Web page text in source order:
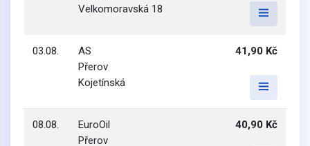
Velkomoravská 18
03.08.
AS
Přerov
Kojetínská
41,90 Kč
08.08.
EuroOil
Přerov
40,90 Kč